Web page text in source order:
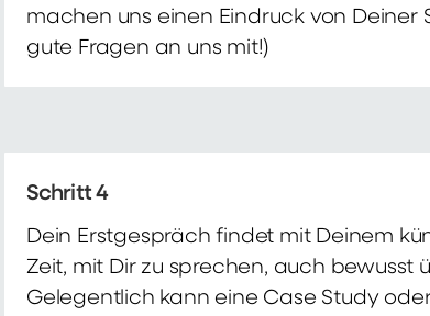
machen uns einen Eindruck von Deiner
gute Fragen an uns mit!)
Schritt 4
Dein Erstgespräch findet mit Deinem
Zeit, mit Dir zu sprechen, auch bewusst
Gelegentlich kann eine Case Study